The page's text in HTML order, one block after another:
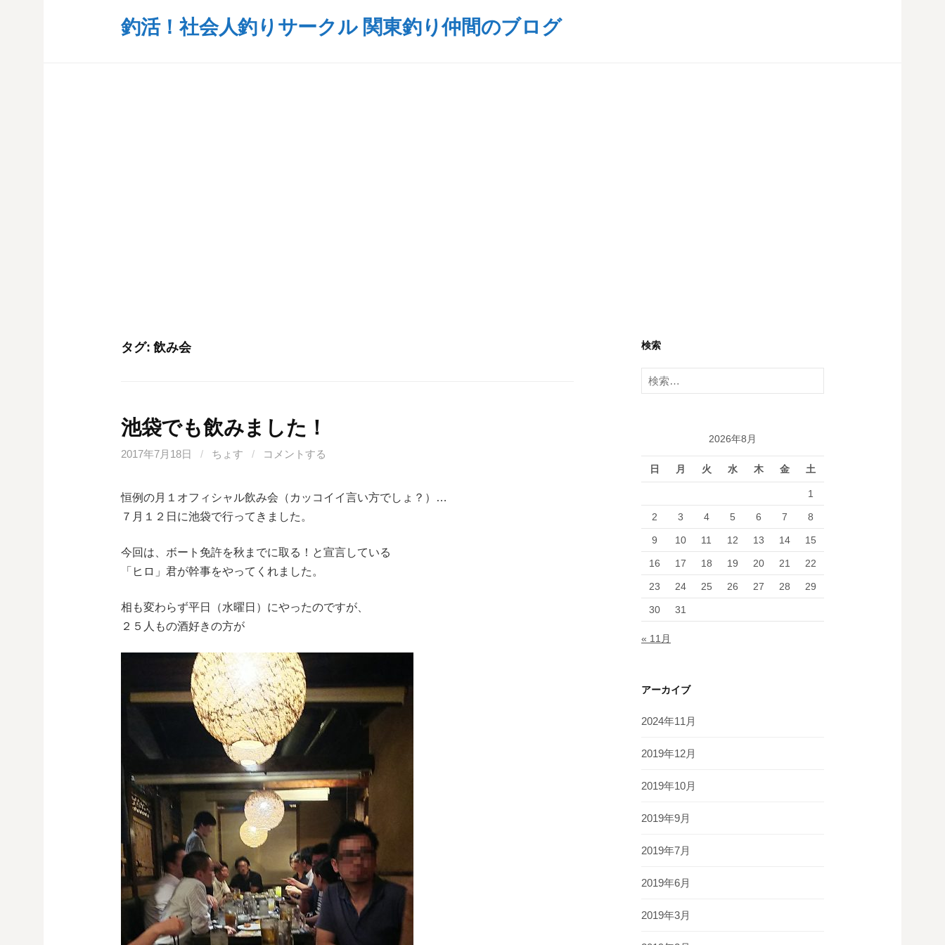
釣活！社会人釣りサークル 関東釣り仲間のブログ
タグ: 飲み会
池袋でも飲みました！
2017年7月18日 / ちょす / コメントする
恒例の月１オフィシャル飲み会（カッコイイ言い方でしょ？）…
７月１２日に池袋で行ってきました。
今回は、ボート免許を秋までに取る！と宣言している
「ヒロ」君が幹事をやってくれました。
相も変わらず平日（水曜日）にやったのですが、
２５人もの酒好きの方が
検索
検
索
2026年8月
日 月 火 水 木 金 土
« 11月
1
2 3 4 5 6 7 8
9 10 11 12 13 14 15
16 17 18 19 20 21 22
23 24 25 26 27 28 29
30 31
アーカイブ
2024年11月
2019年12月
2019年10月
2019年9月
2019年7月
2019年6月
2019年3月